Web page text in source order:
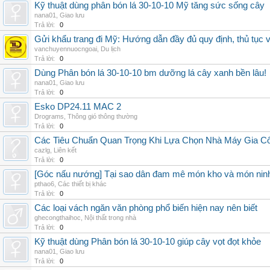
Kỹ thuật dùng phân bón lá 30-10-10 Mỹ tăng sức sống cây
nana01
Giao lưu
Trả lời:
0
Gửi khẩu trang đi Mỹ: Hướng dẫn đầy đủ quy định, thủ tục
vanchuyennuocngoai Du lịch
Trả lời:
0
Dùng Phân bón lá 30-10-10 bm dưỡng lá cây xanh bền lâu!
nana01
Giao lưu
Trả lời:
0
Esko DP24.11 MAC 2
Drograms Thông gió thông thường
Trả lời:
0
Các Tiêu Chuẩn Quan Trọng Khi Lựa Chọn Nhà Máy Gia
cazlg Liên kết
Trả lời:
0
[Góc nấu nướng] Tại sao dân đam mê món kho và món
pthao6 Các thiết bị khác
Trả lời:
0
Các loại vách ngăn văn phòng phổ biến hiện nay nên biết
ghecongthaihoc
Nội thất trong nhà
Trả lời:
0
Kỹ thuật dùng Phân bón lá 30-10-10 giúp cây vọt đọt khỏe
nana01
Giao lưu
Trả lời:
0